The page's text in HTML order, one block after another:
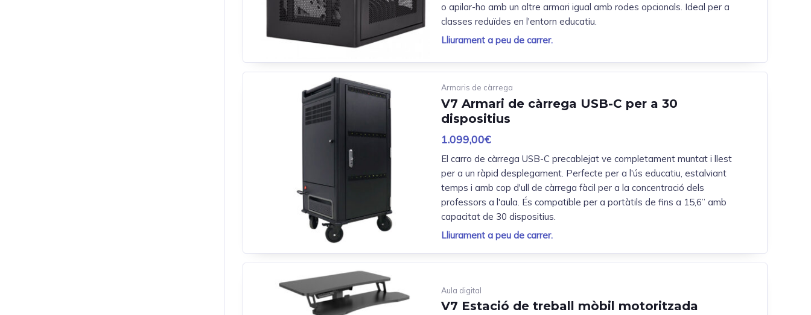
o apilar-ho amb un altre armari igual amb rodes opcionals. Ideal per a
classes reduïdes en l'entorn educatiu.
Lliurament a peu de carrer.
Armaris de càrrega
V7 Armari de càrrega USB-C per a 30
dispositius
1.099,00€
El carro de càrrega USB-C precablejat ve completament muntat i llest
per a un ràpid desplegament. Perfecte per a l'ús educatiu, estalviant
temps i amb cop d'ull de càrrega fàcil per a la concentració dels
professors a l'aula. És compatible per a portàtils de fins a 15,6” amb
capacitat de 30 dispositius.
Lliurament a peu de carrer.
Aula digital
V7 Estació de treball mòbil motoritzada